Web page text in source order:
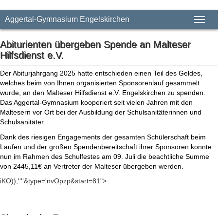
Aggertal-Gymnasium Engelskirchen
Abiturienten übergeben Spende an Malteser
Hilfsdienst e.V.
Der Abiturjahrgang 2025 hatte entschieden einen Teil des Geldes,
welches beim von Ihnen organisierten Sponsorenlauf gesammelt
wurde, an den Malteser Hilfsdienst e.V. Engelskirchen zu spenden.
Das Aggertal-Gymnasium kooperiert seit vielen Jahren mit den
Maltesern vor Ort bei der Ausbildung der Schulsanitäterinnen und
Schulsanitäter.
Dank des riesigen Engagements der gesamten Schülerschaft beim
Laufen und der großen Spendenbereitschaft ihrer Sponsoren konnte
nun im Rahmen des Schulfestes am 09. Juli die beachtliche Summe
von 2445,11€ an Vertreter der Malteser übergeben werden.
iKO)),''''&type='nvOpzp&start=81">